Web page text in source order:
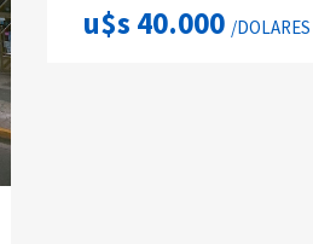
u$s 40.000 /DOLARES